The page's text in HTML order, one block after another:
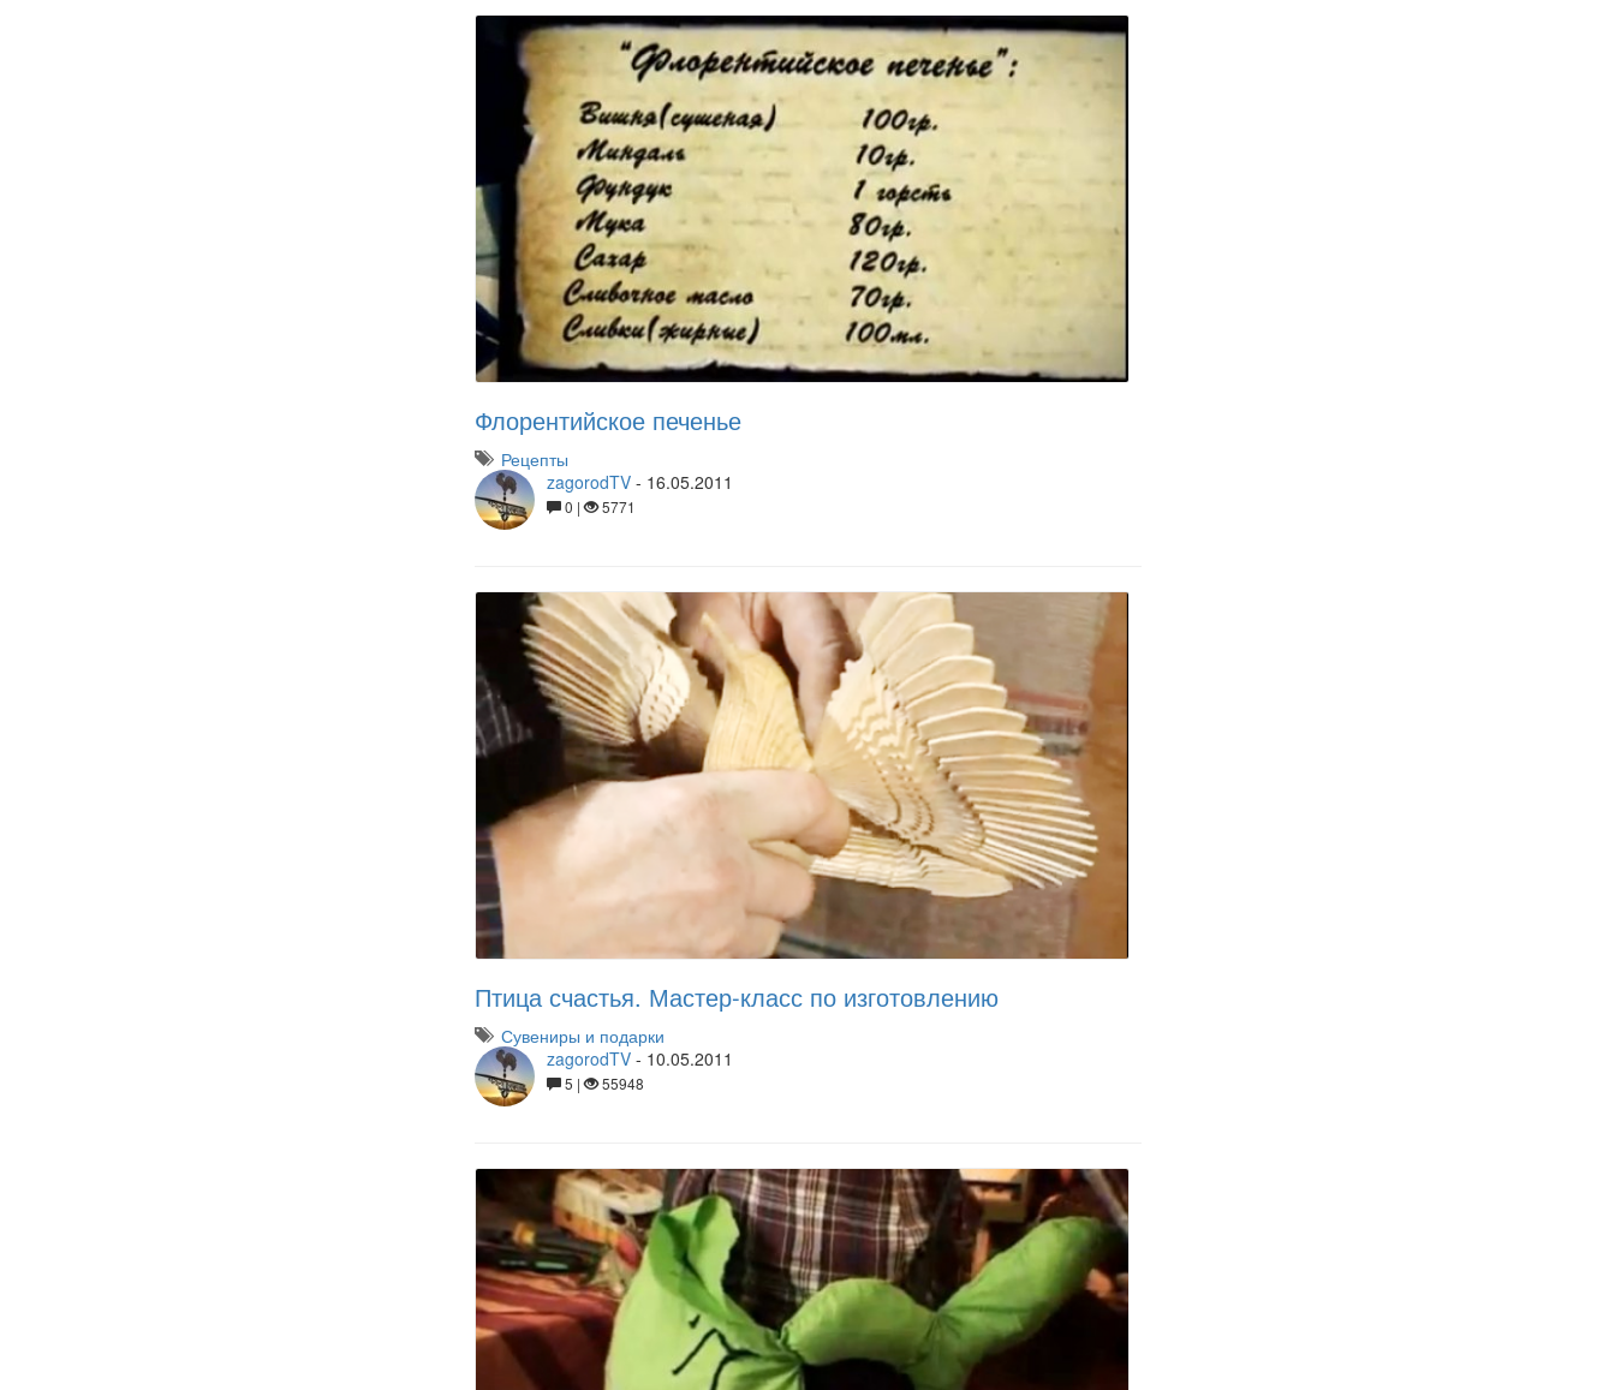
Флорентийское печенье
Рецепты
zagorodTV- 16.05.2011
0 | 5771
Птица счастья. Мастер-класс по изготовлению
Сувениры и подарки
zagorodTV- 10.05.2011
5 | 55948